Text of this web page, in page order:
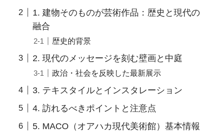
1. 建物そのものが芸術作品：歴史と現代の
融合
歴史的背景
2. 現代のメッセージを刻む壁画と中庭
政治・社会を反映した最新展示
3. テキスタイルとインスタレーション
4. 訪れるべきポイントと注意点
5. MACO（オアハカ現代美術館）基本情報